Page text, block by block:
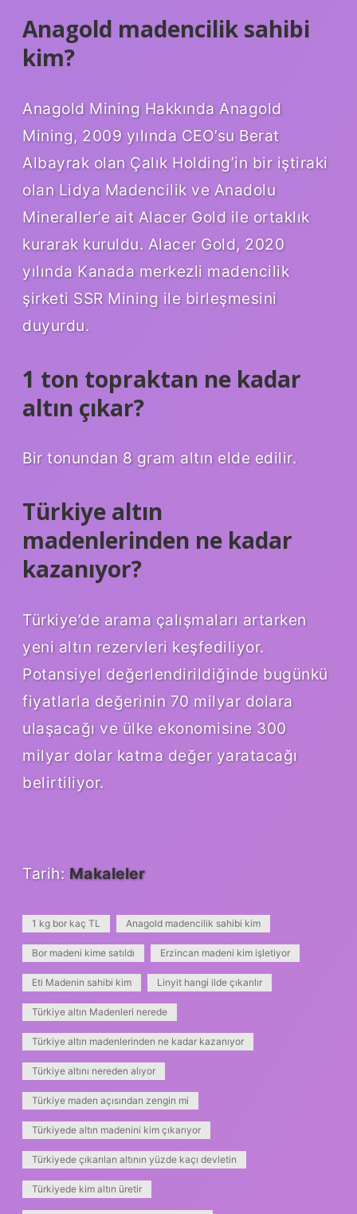
Anagold madencilik sahibi
kim?
Anagold Mining Hakkında Anagold
Mining, 2009 yılında CEO’su Berat
Albayrak olan Çalık Holding’in bir iştiraki
olan Lidya Madencilik ve Anadolu
Mineraller’e ait Alacer Gold ile ortaklık
kurarak kuruldu. Alacer Gold, 2020
yılında Kanada merkezli madencilik
şirketi SSR Mining ile birleşmesini
duyurdu.
1 ton topraktan ne kadar
altın çıkar?
Bir tonundan 8 gram altın elde edilir.
Türkiye altın
madenlerinden ne kadar
kazanıyor?
Türkiye’de arama çalışmaları artarken
yeni altın rezervleri keşfediliyor.
Potansiyel değerlendirildiğinde bugünkü
fiyatlarla değerinin 70 milyar dolara
ulaşacağı ve ülke ekonomisine 300
milyar dolar katma değer yaratacağı
belirtiliyor.
Tarih: Makaleler
1 kg bor kaç TL Anagold madencilik sahibi kim
Bor madeni kime satıldı Erzincan madeni kim işletiyor
Eti Madenin sahibi kim Linyit hangi ilde çıkarılır
Türkiye altın Madenleri nerede
Türkiye altın madenlerinden ne kadar kazanıyor
Türkiye altını nereden alıyor
Türkiye maden açısından zengin mi
Türkiyede altın madenini kim çıkarıyor
Türkiyede çıkarılan altının yüzde kaçı devletin
Türkiyede kim altın üretir